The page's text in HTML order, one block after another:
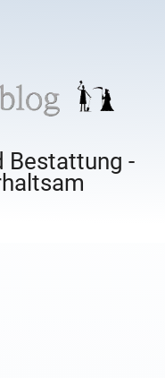
Bestattung -